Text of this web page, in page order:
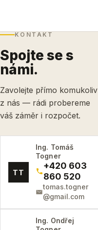
KONTAKT
Spojte se s
námi.
Zavolejte přímo komukoliv
z nás — rádi probereme
váš záměr i rozpočet.
TT
Ing. Tomáš
Togner
+420 603
860 520
tomas.togner
@gmail.com
Ing. Ondřej